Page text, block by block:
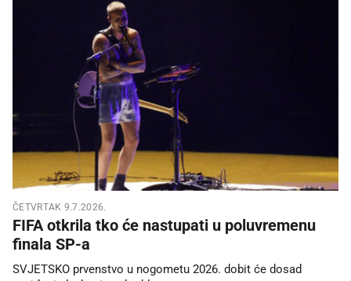
ČETVRTAK 9.7.2026.
FIFA otkrila tko će nastupati u poluvremenu
finala SP-a
SVJETSKO prvenstvo u nogometu 2026. dobit će dosad